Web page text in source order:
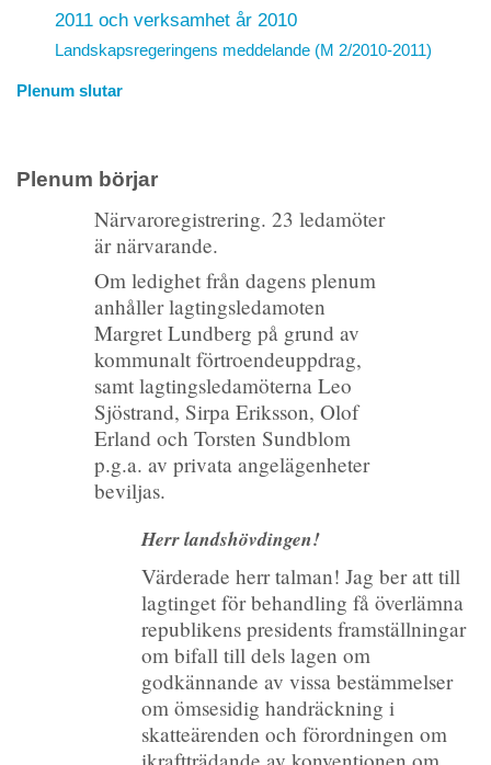
2011 och verksamhet år 2010
Landskapsregeringens meddelande (M 2/2010-2011)
Plenum slutar
Plenum börjar
Närvaroregistrering. 23 ledamöter
är närvarande.
Om ledighet från dagens plenum
anhåller lagtingsledamoten
Margret Lundberg på grund av
kommunalt förtroendeuppdrag,
samt lagtingsledamöterna Leo
Sjöstrand, Sirpa Eriksson, Olof
Erland och Torsten Sundblom
p.g.a. av privata angelägenheter
beviljas.
Herr landshövdingen!
Värderade herr talman! Jag ber att till
lagtinget för behandling få överlämna
republikens presidents framställningar
om bifall till dels lagen om
godkännande av vissa bestämmelser
om ömsesidig handräckning i
skatteärenden och förordningen om